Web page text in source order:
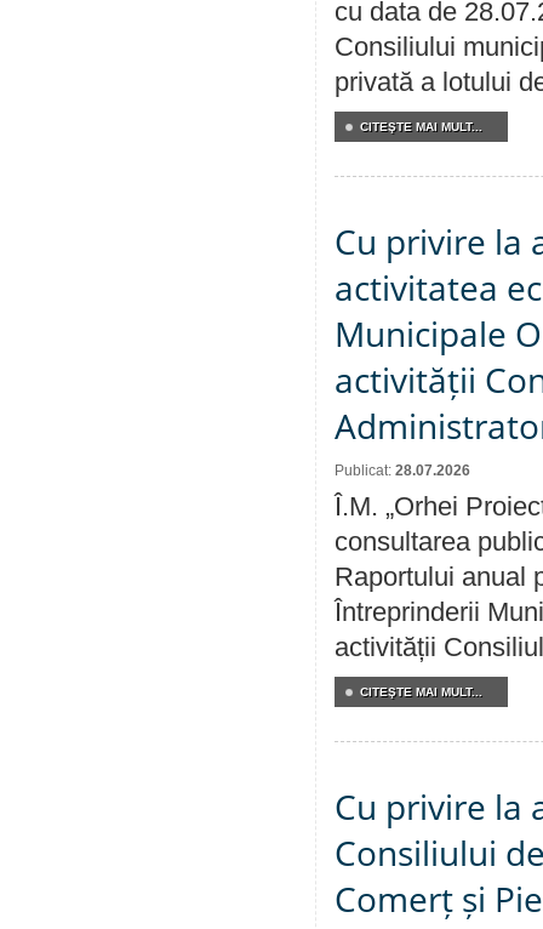
cu data de
Consiliului
privată a lotului
CITEŞTE MAI MULT...
Cu privire la
activitatea
Municipale
activității
Publicat: 28.07.2026
Î.M. „Orhei
consultarea
Raportului anual
Întreprinderii
activității
CITEŞTE MAI MULT...
Cu privire la
Consiliului
Comerț și